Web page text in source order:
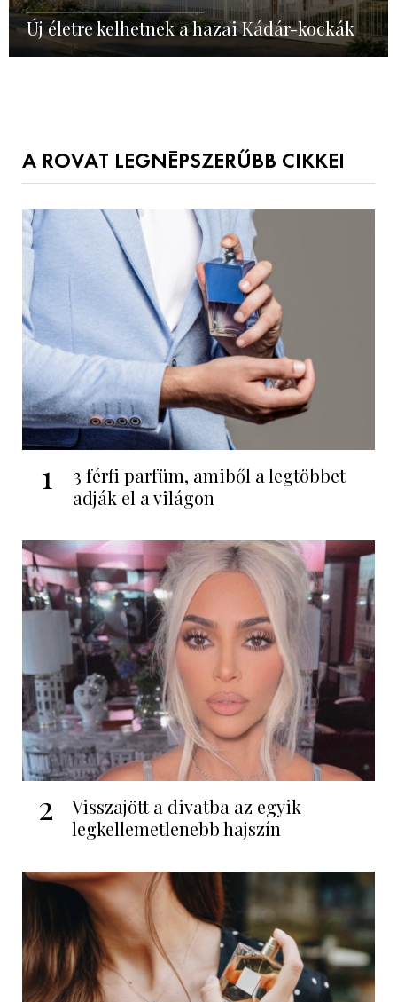
Új életre kelhetnek a hazai Kádár-kockák
A ROVAT LEGNÉPSZERŰBB CIKKEI
1
3 férfi parfüm, amiből a legtöbbet
adják el a világon
2
Visszajött a divatba az egyik
legkellemetlenebb hajszín